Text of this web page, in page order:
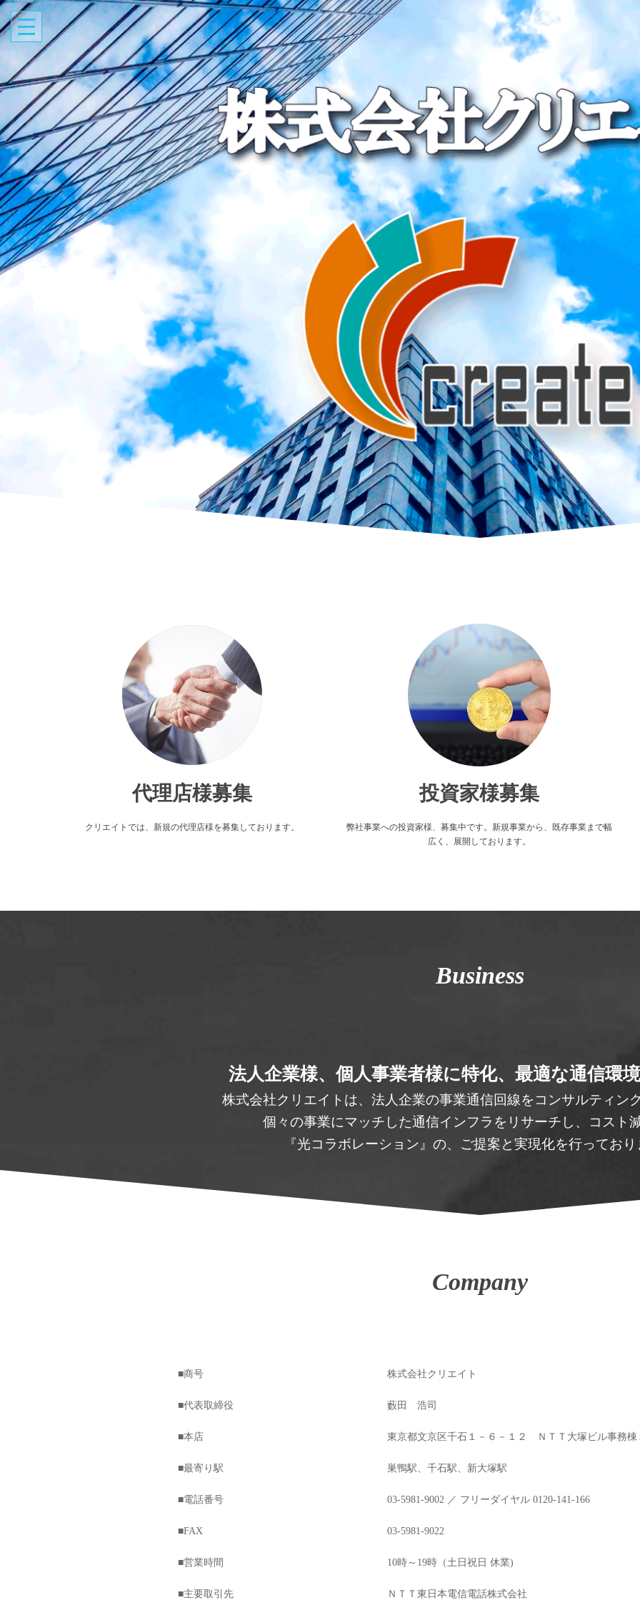
法人企業様、個人事業者様に特化、最適な通信環境をご提供！
株式会社クリエイトは、法人企業の事業通信回線をコンサルティ
ングする会社です。 個々の事業にマッチした通信インフラをリ
サーチし、コスト減に繋がる 『光コラボレーション』の、ご提
案と実現化を行っております。
代理店様募集
クリエイトでは、新規の代理店様を募集しております。
投資家様募集
弊社事業への投資家様、募集中です。新規事業から、既存事業まで幅
広く、展開しております。
Business
法人企業様、個人事業者様に特化、最適な通信環
株式会社クリエイトは、法人企業の事業通信回線をコンサルティン
個々の事業にマッチした通信インフラをリサーチし、コスト
『光コラボレーション』の、ご提案と実現化を行ってお
Company
■商号 株式会社クリエイト
■代表取締役 藪田 浩司
■本店 東京都文京区千石１－６－１２ ＮＴＴ大塚ビル事務棟
■最寄り駅 巣鴨駅、千石駅、新大塚駅
■電話番号 03-5981-9002 ／ フリーダイヤル 0120-141-166
■FAX 03-5981-9022
■営業時間 10時～19時（土日祝日 休業)
■主要取引先
ＮＴＴ東日本電信電話株式会社